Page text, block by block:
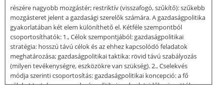
részére nagyobb mozgástér; restriktív (visszafogó, szűkítő): szűkebb
mozgásteret jelent a gazdasági szerelők számára. A gazdaságpolitika
gyakorlatában két elem különíthető el. Kétféle szempontból
csoportosíthatók: 1., Célok szempontjából: gazdaságpolitikai
stratégia: hosszú távú célok és az ehhez kapcsolódó feladatok
meghatározása; gazdaságpolitikai taktika: rövid távú szabályozás
(milyen tevékenységre, eszközökre van szükség). 2., Cselekvés
módja szerinti csoportosítás: gazdaságpolitikai koncepció: a fő
célokat tartalmazza gazdaságpolitikai gyakorlat: időhorizonttól